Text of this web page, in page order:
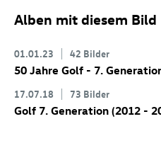
Alben mit diesem Bild
01.01.23 42 Bilder
50 Jahre Golf - 7.
17.07.18 73 Bilder
Golf 7. Generation (2012 -